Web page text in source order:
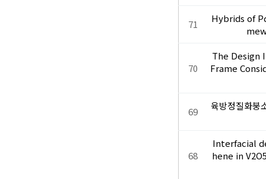
71
Hybrids of
70
The Design
Frame
69 육방정질화붕
68
Interfacial
hene in